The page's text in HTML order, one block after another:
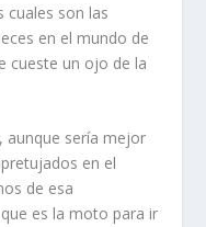
cuales son las
en el mundo de
cueste un ojo de la
aunque sería mejor
en el
de esa
es la moto para ir